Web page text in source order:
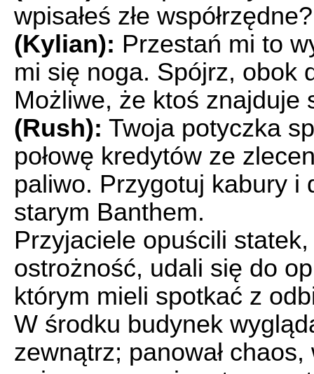
wpisałeś złe współrzędne?
(Kylian): Przestań mi to
mi się noga. Spójrz, obok
Możliwe, że ktoś znajduje
(Rush): Twoja potyczka
połowę kredytów ze
paliwo. Przygotuj kabury i
starym Banthem.
Przyjaciele opuścili
ostrożność, udali się do
którym mieli spotkać z
W środku budynek
zewnątrz; panował